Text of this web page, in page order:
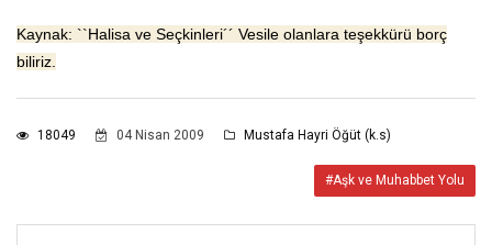
Kaynak: ``Halisa ve Seçkinleri´´ Vesile olanlara teşekkürü borç
biliriz.
18049 04 Nisan 2009 Mustafa Hayri Öğüt (k.s)
#Aşk ve Muhabbet Yolu